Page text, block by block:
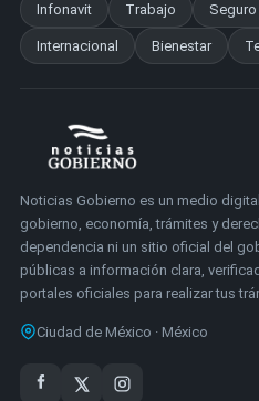
Infonavit Trabajo Seguro
Internacional Bienestar
Noticias Gobierno es un medio
gobierno, economía, trámites y
dependencia ni un sitio oficial del
públicas a información clara,
portales oficiales para realizar tus
Ciudad de México · México